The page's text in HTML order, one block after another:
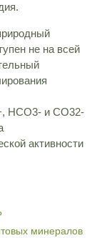
не на всей
HCO3- и CO32-
активности
минералов